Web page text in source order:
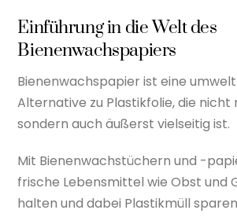
Einführung in die Welt des
Bienenwachspapiers
Bienenwachspapier ist eine
Alternative zu Plastikfolie, die nicht
sondern auch äußerst vielseitig ist.
Mit Bienenwachstüchern und -
frische Lebensmittel wie Obst und
halten und dabei Plastikmüll